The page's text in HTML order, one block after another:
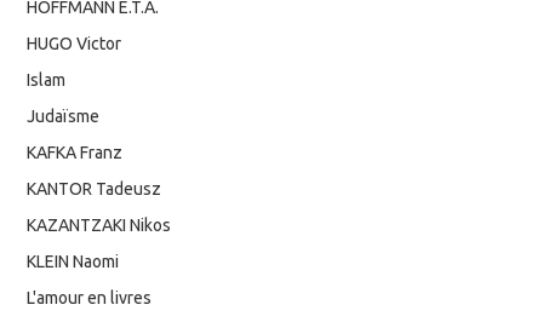
HOFFMANN E.T.A.
HUGO Victor
Islam
Judaïsme
KAFKA Franz
KANTOR Tadeusz
KAZANTZAKI Nikos
KLEIN Naomi
L'amour en livres